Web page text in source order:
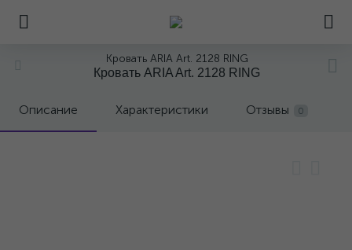
Кровать ARIA Art. 2128 RING
Кровать ARIA Art. 2128 RING
Описание Характеристики Отзывы 0